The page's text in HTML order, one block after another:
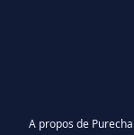
A propos de